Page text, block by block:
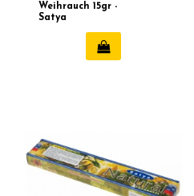
Weihrauch 15gr -
Satya